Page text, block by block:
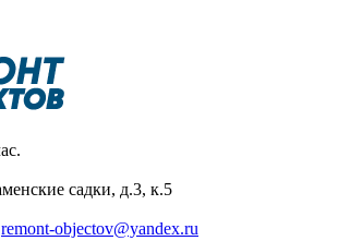
садки, д.3, к.5
remont-objectov@yandex.ru